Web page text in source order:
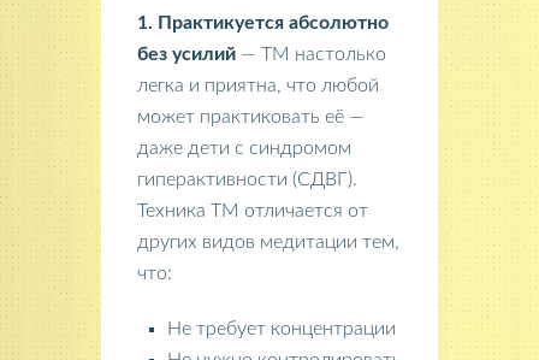
1. Практикуется абсолютно
без усилий — ТМ настолько
легка и приятна, что любой
может практиковать её —
даже дети с синдромом
гиперактивности (СДВГ).
Техника ТМ отличается от
других видов медитации тем,
что:
Не требует концентрации